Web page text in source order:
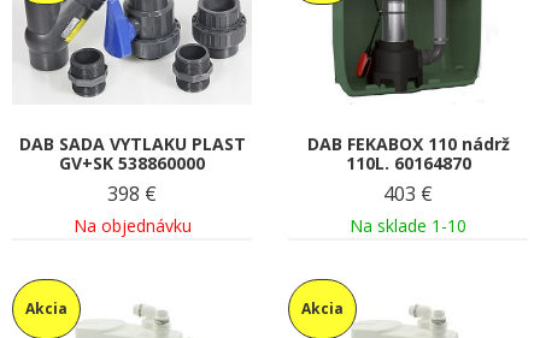
DAB SADA VYTLAKU PLAST
GV+SK 538860000
398 €
Na objednávku
DAB FEKABOX 110 nádrž
110L. 60164870
403 €
Na sklade 1-10
Akcia Akcia